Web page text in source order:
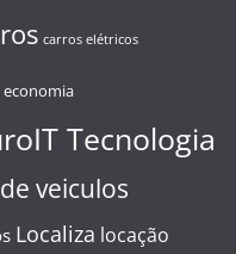
carros elétricos
economia
Tecnologia
veiculos
Localiza locação